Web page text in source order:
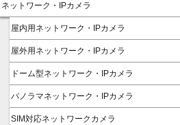
ネットワーク・IPカメラ
屋内用ネットワーク・IPカメラ
屋外用ネットワーク・IPカメラ
ドーム型ネットワーク・IPカメラ
パノラマネットワーク・IPカメラ
SIM対応ネットワークカメラ